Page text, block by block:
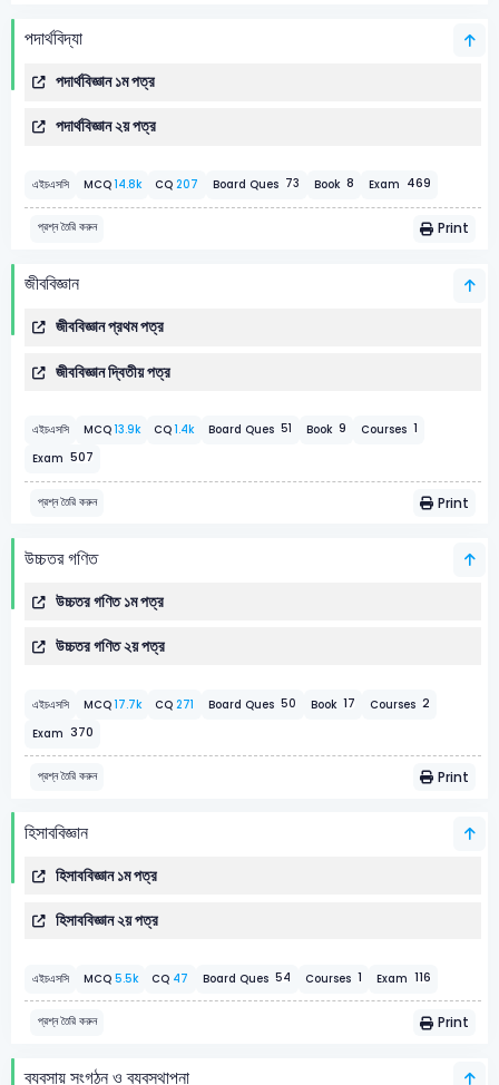
পদার্থবিদ্যা
পদার্থবিজ্ঞান ১ম পত্র
পদার্থবিজ্ঞান ২য় পত্র
এইচএসসি MCQ 14.8k CQ207 Board Ques 73 Book 8 Exam 469
প্রশ্ন তৈরি করুন Print
জীববিজ্ঞান
জীববিজ্ঞান প্রথম পত্র
জীববিজ্ঞান দ্বিতীয় পত্র
এইচএসসি MCQ 13.9k CQ1.4k Board Ques 51 Book 9 Courses 1
Exam 507
প্রশ্ন তৈরি করুন Print
উচ্চতর গণিত
উচ্চতর গণিত ১ম পত্র
উচ্চতর গণিত ২য় পত্র
এইচএসসি MCQ 17.7k CQ 271 Board Ques 50 Book 17 Courses 2
Exam 370
প্রশ্ন তৈরি করুন Print
হিসাববিজ্ঞান
হিসাববিজ্ঞান ১ম পত্র
হিসাববিজ্ঞান ২য় পত্র
এইচএসসি MCQ 5.5k CQ 47 Board Ques 54 Courses 1 Exam 116
প্রশ্ন তৈরি করুন Print
ব্যবসায় সংগঠন ও ব্যবস্থাপনা